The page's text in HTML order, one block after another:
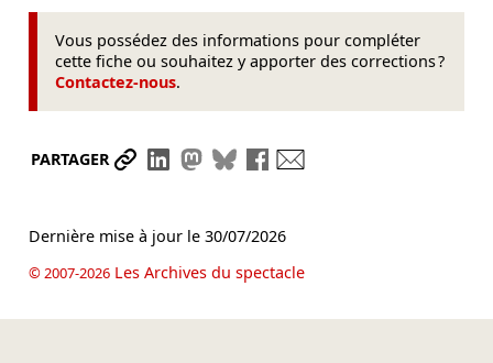
Vous possédez des informations pour compléter
cette fiche ou souhaitez y apporter des corrections ?
Contactez-nous.
PARTAGER Partager le lien
Partager sur LinkedIn
Partager sur Mastodon
Partager sur Bluesky
Partager sur Facebook
Dernière mise à jour le 30/07/2026
© 2007-2026Les Archives du spectacle